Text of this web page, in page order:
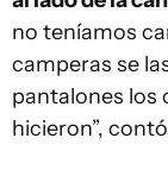
no teníamos
camperas se
pantalones los
hicieron”,